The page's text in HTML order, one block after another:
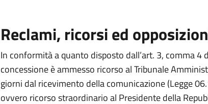
Reclami, ricorsi ed
In conformità a quanto disposto dall’art. 3, comma
concessione è ammesso ricorso al Tribunale
giorni dal ricevimento della comunicazione (Legge
ovvero ricorso straordinario al Presidente della